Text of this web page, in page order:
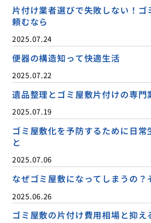
片付け業者選びで失敗しない！ゴ
頼むなら
2025.07.24
便器の構造知って快適生活
2025.07.22
遺品整理とゴミ屋敷片付けの専門
2025.07.19
ゴミ屋敷化を予防するために日常
と
2025.07.06
なぜゴミ屋敷になってしまうの？
2025.06.26
ゴミ屋敷の片付け費用相場と抑え